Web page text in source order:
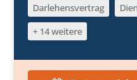
Darlehensvertrag
+ 14 weitere